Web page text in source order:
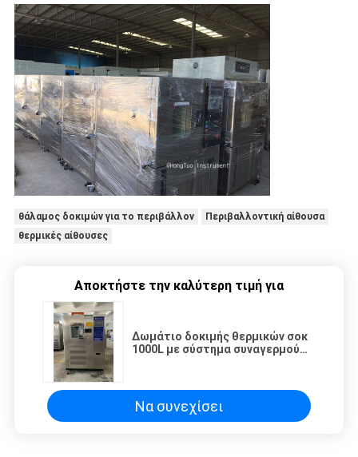
θάλαμος δοκιμών για το περιβάλλον
Περιβαλλοντική αίθουσα
θερμικές αίθουσες
Αποκτήστε την καλύτερη τιμή για
Δωμάτιο δοκιμής θερμικών σοκ
1000L με σύστημα συναγερμού
Να συνεχίσει